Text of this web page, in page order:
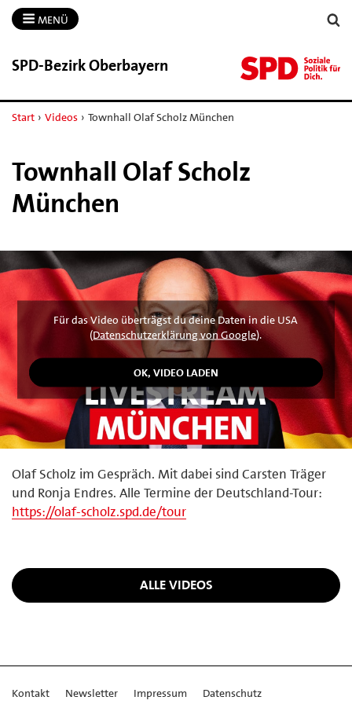
MENÜ
SPD-​Bezirk Oberbayern
Start › Videos › Townhall Olaf Scholz München
Townhall Olaf Scholz
München
Für das Video überträgst du deine Daten in die USA
(Datenschutzerklärung von Google).
Olaf Scholz im Gespräch. Mit dabei sind Carsten Träger
und Ronja Endres. Alle Termine der Deutschland-Tour:
https://olaf-scholz.spd.de/tour
ALLE VIDEOS
Kontakt Newsletter Impressum Datenschutz